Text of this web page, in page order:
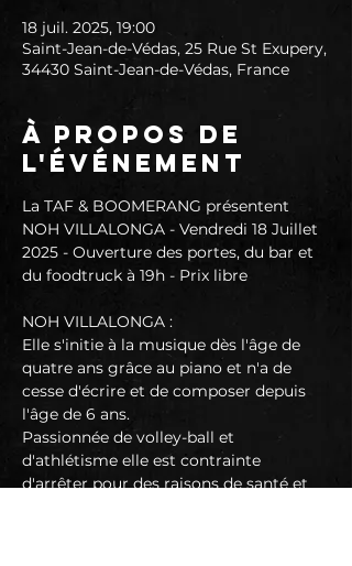
18 juil. 2025, 19:00
Saint-Jean-de-Védas, 25 Rue St Exupery,
34430 Saint-Jean-de-Védas, France
À propos de
l'événement
La TAF & BOOMERANG présentent
NOH VILLALONGA - Vendredi 18 Juillet
2025 - Ouverture des portes, du bar et
du foodtruck à 19h - Prix libre
NOH VILLALONGA :
Elle s'initie à la musique dès l'âge de
quatre ans grâce au piano et n'a de
cesse d'écrire et de composer depuis
l'âge de 6 ans.
Passionnée de volley-ball et
d'athlétisme elle est contrainte
d'arrêter pour des raisons de santé et